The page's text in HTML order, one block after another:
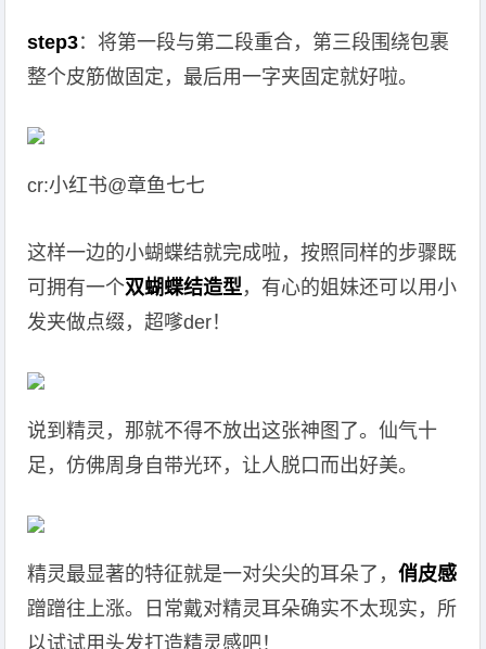
step3：将第一段与第二段重合，第三段围绕包裹
整个皮筋做固定，最后用一字夹固定就好啦。
cr:小红书@章鱼七七
这样一边的小蝴蝶结就完成啦，按照同样的步骤既
可拥有一个双蝴蝶结造型，有心的姐妹还可以用小
发夹做点缀，超嗲der！
说到精灵，那就不得不放出这张神图了。仙气十
足，仿佛周身自带光环，让人脱口而出好美。
精灵最显著的特征就是一对尖尖的耳朵了，俏皮感
蹭蹭往上涨。日常戴对精灵耳朵确实不太现实，所
以试试用头发打造精灵感吧！